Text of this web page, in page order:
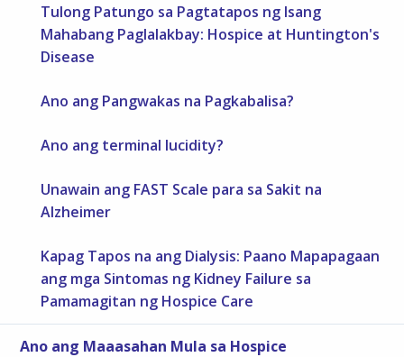
Tulong Patungo sa Pagtatapos ng Isang
Mahabang Paglalakbay: Hospice at Huntington's
Disease
Ano ang Pangwakas na Pagkabalisa?
Ano ang terminal lucidity?
Unawain ang FAST Scale para sa Sakit na
Alzheimer
Kapag Tapos na ang Dialysis: Paano Mapapagaan
ang mga Sintomas ng Kidney Failure sa
Pamamagitan ng Hospice Care
Ano ang Maaasahan Mula sa Hospice